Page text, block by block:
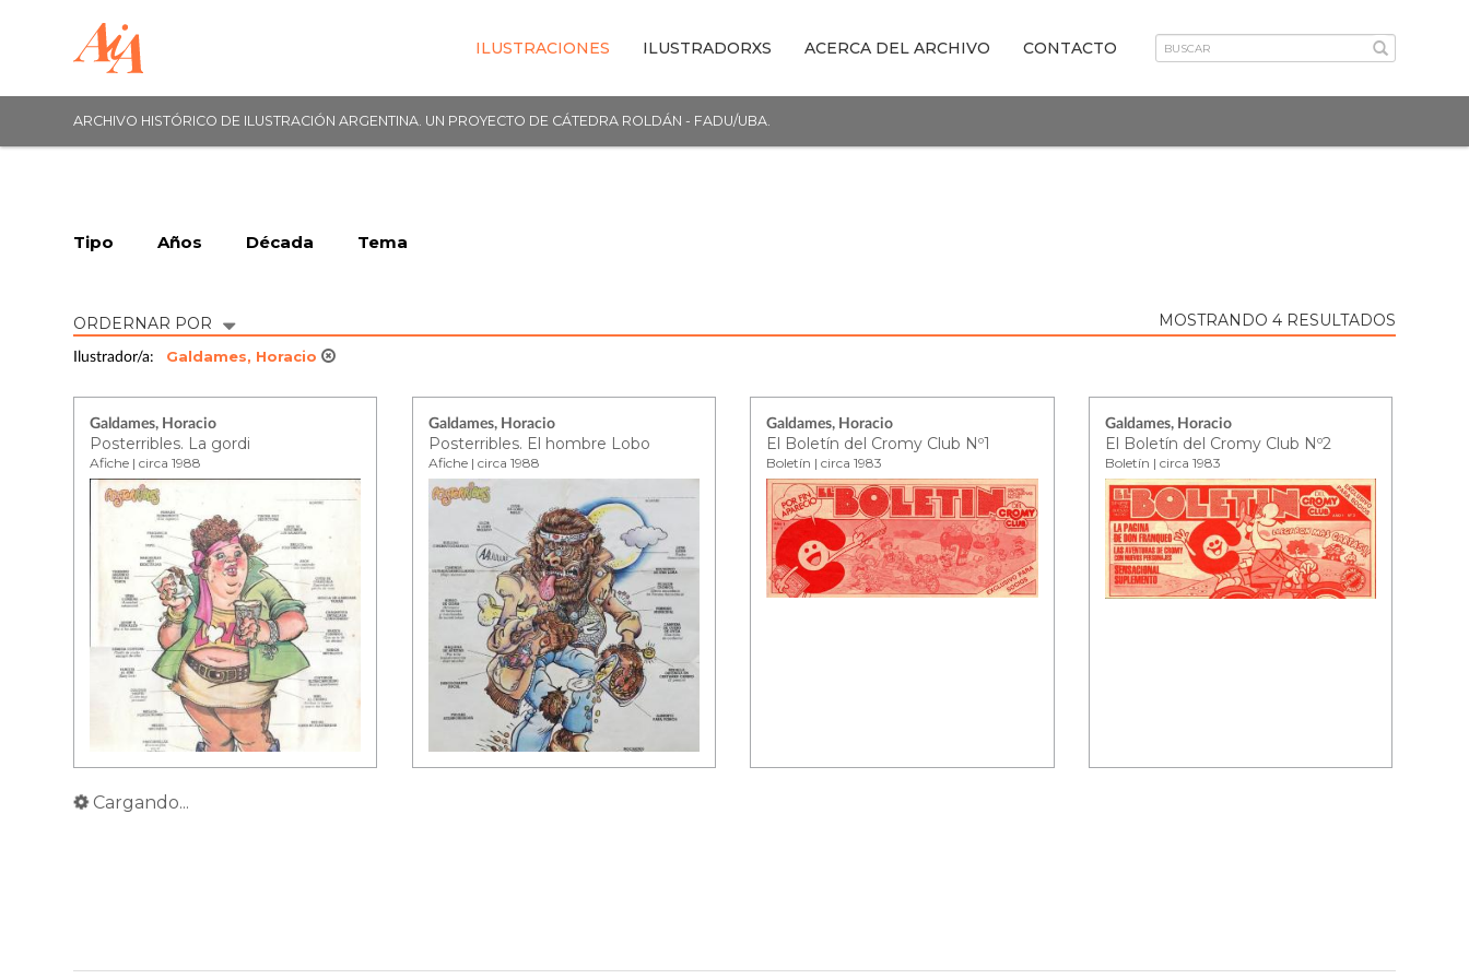
ILUSTRACIONES ILUSTRADORXS ACERCA DEL ARCHIVO CONTACTO
ARCHIVO HISTÓRICO DE ILUSTRACIÓN ARGENTINA. UN PROYECTO DE CÁTEDRA ROLDÁN - FADU/UBA.
Tipo Años Década Tema
ORDERNAR POR MOSTRANDO 4 RESULTADOS
Ilustrador/a: Galdames, Horacio
Galdames, Horacio
Posterribles. La gordi
Afiche | circa 1988
Galdames, Horacio
Posterribles. El hombre Lobo
Afiche | circa 1988
Galdames, Horacio
El Boletín del Cromy Club Nº1
Boletín | circa 1983
Galdames, Horacio
El Boletín del Cromy Club Nº2
Boletín | circa 1983
Cargando...